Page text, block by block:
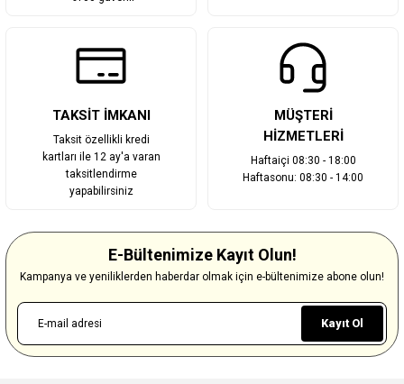
TAKSİT İMKANI
Taksit özellikli kredi
kartları ile 12 ay'a varan
taksitlendirme
yapabilirsiniz
MÜŞTERİ
HİZMETLERİ
Haftaiçi 08:30 - 18:00
Haftasonu: 08:30 - 14:00
E-Bültenimize Kayıt Olun!
Kampanya ve yeniliklerden haberdar olmak için e-bültenimize abone olun!
Kayıt Ol